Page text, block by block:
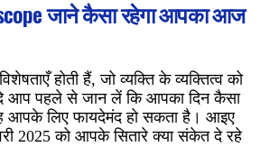
जाने कैसा रहेगा आपका आज
होती हैं, जो व्यक्ति के व्यक्तित्व को
आप पहले से जान लें कि आपका दिन कैसा
आपके लिए फायदेमंद हो सकता है। आइए
2025 को आपके सितारे क्या संकेत दे रहे